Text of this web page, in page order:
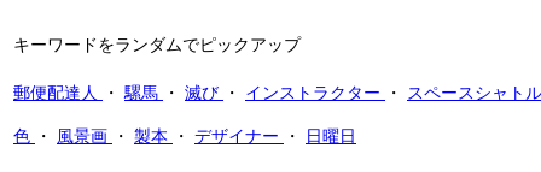
キーワードをランダムでピックアップ
郵便配達人 ・ 騾馬 ・ 滅び ・ インストラクター ・ スペースシャト
色 ・ 風景画 ・ 製本 ・ デザイナー ・ 日曜日